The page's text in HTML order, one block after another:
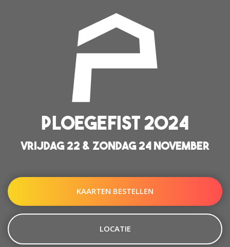
PLOEGEFIST 2024
VRIJDAG 22 & ZONDAG 24 NOVEMBER
KAARTEN BESTELLEN
LOCATIE